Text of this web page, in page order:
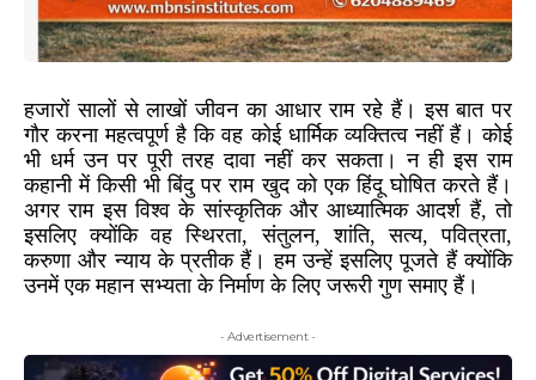
हजारों सालों से लाखों जीवन का आधार राम रहे हैं। इस बात पर
गौर करना महत्वपूर्ण है कि वह कोई धार्मिक व्यक्तित्व नहीं हैं। कोई
भी धर्म उन पर पूरी तरह दावा नहीं कर सकता। न ही इस राम
कहानी में किसी भी बिंदु पर राम खुद को एक हिंदू घोषित करते हैं।
अगर राम इस विश्व के सांस्कृतिक और आध्यात्मिक आदर्श हैं, तो
इसलिए क्योंकि वह स्थिरता, संतुलन, शांति, सत्य, पवित्रता,
करुणा और न्याय के प्रतीक हैं। हम उन्हें इसलिए पूजते हैं क्योंकि
उनमें एक महान सभ्यता के निर्माण के लिए जरूरी गुण समाए हैं।
- Advertisement -